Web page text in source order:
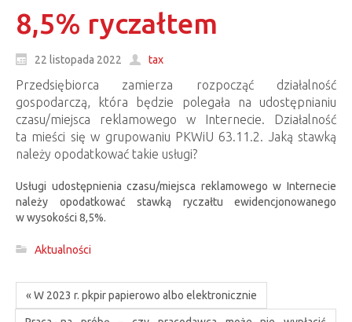
8,5% ryczałtem
22 listopada 2022 tax
Przedsiębiorca zamierza rozpocząć działalność
gospodarczą, która będzie polegała na udostępnianiu
czasu/miejsca reklamowego w Internecie. Działalność
ta mieści się w grupowaniu PKWiU 63.11.2. Jaką stawką
należy opodatkować takie usługi?
Usługi udostępnienia czasu/miejsca reklamowego w Internecie
należy opodatkować stawką ryczałtu ewidencjonowanego
w wysokości 8,5%.
Aktualności
« W 2023 r. pkpir papierowo albo elektronicznie